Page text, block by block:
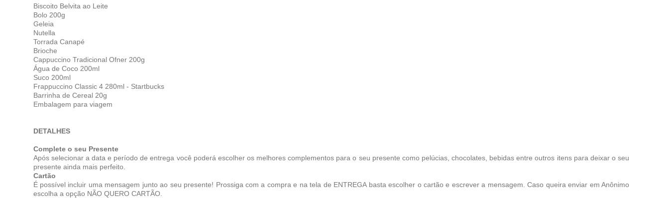
Biscoito Belvita ao Leite
Bolo 200g
Geleia
Nutella
Torrada Canapé
Brioche
Cappuccino Tradicional Ofner 200g
Água de Coco 200ml
Suco 200ml
Frappuccino Classic 4 280ml - Startbucks
Barrinha de Cereal 20g
Embalagem para viagem
DETALHES
Complete o seu Presente
Após selecionar a data e período de entrega você poderá escolher os melhores complementos para o seu presente como pelúcias, chocolates, bebidas entre outros itens para deixar o seu
presente ainda mais perfeito.
Cartão
É possível incluir uma mensagem junto ao seu presente! Prossiga com a compra e na tela de ENTREGA basta escolher o cartão e escrever a mensagem. Caso queira enviar em Anônimo
escolha a opção NÃO QUERO CARTÃO.